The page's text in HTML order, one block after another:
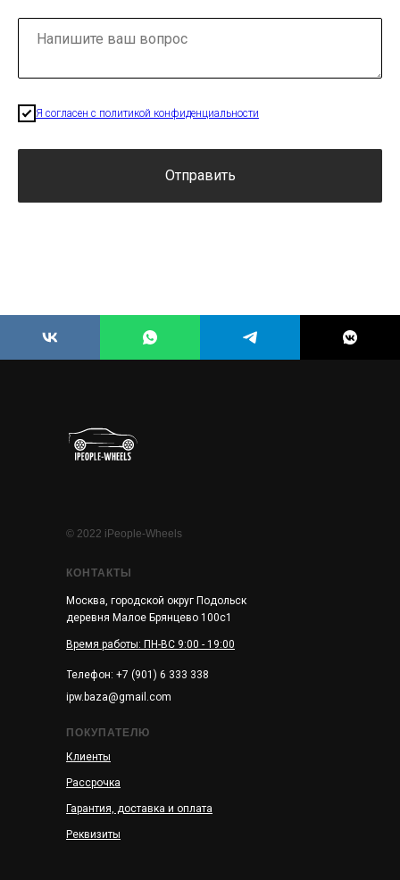
Я согласен с политикой конфиденциальности
Отправить
КОНТАКТЫ
Москва, городской округ Подольск
деревня Малое Брянцево 100с1
ipw.baza@gmail.com
Гарантия, доставка и оплата
Рассрочка
Клиенты
Реквизиты
ПОКУПАТЕЛЮ
© 2022 iPeople-Wheels
Телефон: +7 (901) 6 333 338
Время работы: ПН-ВС 9:00 - 19:00